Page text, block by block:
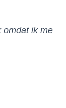
omdat ik me